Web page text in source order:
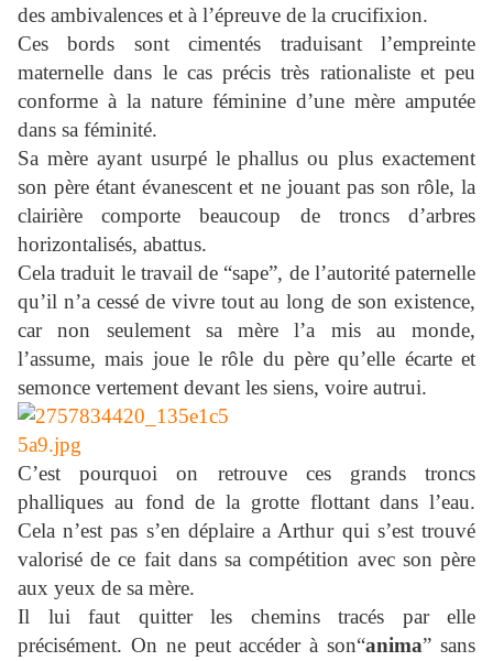
des ambivalences et à l’épreuve de la crucifixion.
Ces bords sont cimentés traduisant l’empreinte
maternelle dans le cas précis très rationaliste et peu
conforme à la nature féminine d’une mère amputée
dans sa féminité.
Sa mère ayant usurpé le phallus ou plus exactement
son père étant évanescent et ne jouant pas son rôle, la
clairière comporte beaucoup de troncs d’arbres
horizontalisés, abattus.
Cela traduit le travail de “sape”, de l’autorité paternelle
qu’il n’a cessé de vivre tout au long de son existence,
car non seulement sa mère l’a mis au monde,
l’assume, mais joue le rôle du père qu’elle écarte et
semonce vertement devant les siens, voire autrui.
C’est pourquoi on retrouve ces grands troncs
phalliques au fond de la grotte flottant dans l’eau.
Cela n’est pas s’en déplaire a Arthur qui s’est trouvé
valorisé de ce fait dans sa compétition avec son père
aux yeux de sa mère.
Il lui faut quitter les chemins tracés par elle
précisément. On ne peut accéder à son“anima” sans